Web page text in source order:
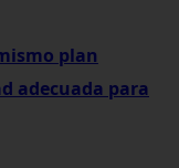
plan
adecuada para